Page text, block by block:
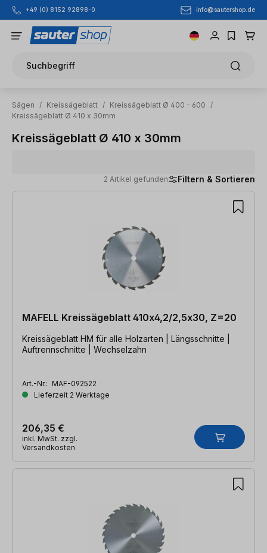
Zum Hauptinhalt springen
+49 (0) 8152 92898-0 info@sautershop.de
Suchbegriff
Sägen / Kreissägeblatt / Kreissägeblatt Ø 400 - 600
/
Kreissägeblatt Ø 410 x 30mm
Kreissägeblatt Ø 410 x 30mm
2 Artikel gefunden Filtern & Sortieren
2 Artikel gefunden
MAFELL Kreissägeblatt 410x4,2/2,5x30, Z=20
Kreissägeblatt HM für alle Holzarten | Längsschnitte |
Auftrennschnitte | Wechselzahn
Art.-Nr.: MAF-092522
Lieferzeit 2 Werktage
206,35 €
inkl. MwSt. zzgl.
Versandkosten